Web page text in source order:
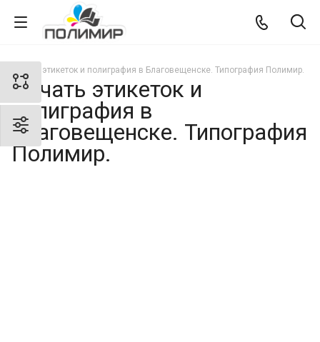
Печать этикеток и полиграфия в Благовещенске. Типография Полимир.
Печать этикеток и
полиграфия в
Благовещенске. Типография
Полимир.